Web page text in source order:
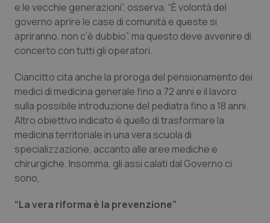
e le vecchie generazioni”, osserva. “È volontà del
governo aprire le case di comunità e queste si
apriranno, non c’è dubbio”, ma questo deve avvenire di
concerto con tutti gli operatori.
Ciancitto cita anche la proroga del pensionamento dei
medici di medicina generale fino a 72 anni e il lavoro
sulla possibile introduzione del pediatra fino a 18 anni.
Altro obiettivo indicato è quello di trasformare la
medicina territoriale in una vera scuola di
specializzazione, accanto alle aree mediche e
chirurgiche. Insomma, gli assi calati dal Governo ci
sono,
“La vera riforma è la prevenzione”